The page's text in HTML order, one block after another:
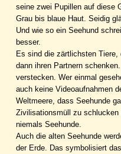
seine zwei Pupillen auf diese
Grau bis blaue Haut. Seidig
Und wie so ein Seehund
besser.
Es sind die zärtlichsten
dann ihren Partnern
verstecken. Wer einmal
auch keine Videoaufnahmen
Weltmeere, dass Seehunde
Zivilisationsmüll zu schlucken
niemals Seehunde.
Auch die alten Seehunde
der Erde. Das symbolisiert